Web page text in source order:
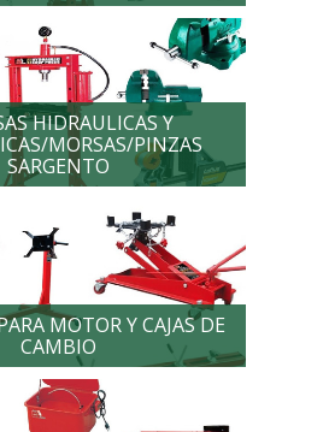
HIDRAULICAS Y
MORSAS/PINZAS
SARGENTO
MOTOR Y CAJAS DE
CAMBIO